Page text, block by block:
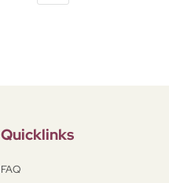
Quicklinks
FAQ